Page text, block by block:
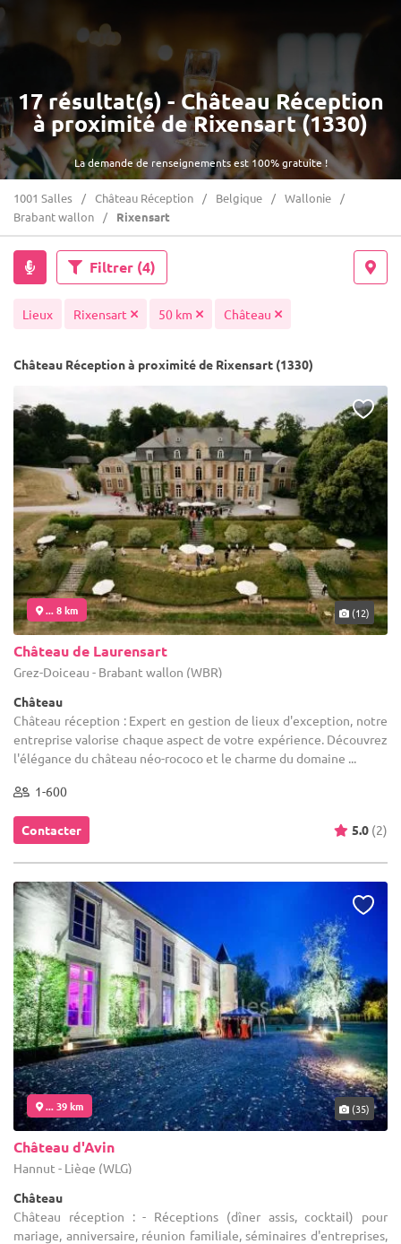
La demande de renseignements est 100% gratuite !
17 résultat(s) - Château Réception
à proximité de Rixensart (1330)
1001 Salles Château Réception Belgique
Wallonie
Brabant wallon
Rixensart
Filtrer (4)
Lieux Rixensart 50 km Château
Château Réception à proximité de Rixensart (1330)
... 8 km (12)
Château de Laurensart
Grez-Doiceau - Brabant wallon (WBR)
Château
Château réception : Expert en gestion de lieux d'exception, notre
entreprise valorise chaque aspect de votre expérience. Découvrez
l'élégance du château néo-rococo et le charme du domaine ...
1-600
Contacter 5.0 (2)
... 39 km (35)
Château d'Avin
Hannut - Liège (WLG)
Château
Château réception : - Réceptions (dîner assis, cocktail) pour
mariage, anniversaire, réunion familiale, séminaires d'entreprises,